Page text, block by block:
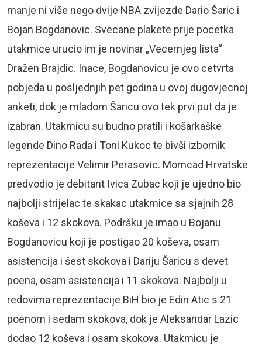
manje ni više nego dvije NBA zvijezde Dario Šaric i
Bojan Bogdanovic. Svecane plakete prije pocetka
utakmice urucio im je novinar „Vecernjeg lista“
Dražen Brajdic. Inace, Bogdanovicu je ovo cetvrta
pobjeda u posljednjih pet godina u ovoj dugovjecnoj
anketi, dok je mladom Šaricu ovo tek prvi put da je
izabran. Utakmicu su budno pratili i košarkaške
legende Dino Rada i Toni Kukoc te bivši izbornik
reprezentacije Velimir Perasovic. Momcad Hrvatske
predvodio je debitant Ivica Zubac koji je ujedno bio
najbolji strijelac te skakac utakmice sa sjajnih 28
koševa i 12 skokova. Podršku je imao u Bojanu
Bogdanovicu koji je postigao 20 koševa, osam
asistencija i šest skokova i Dariju Šaricu s devet
poena, osam asistencija i 11 skokova. Najbolji u
redovima reprezentacije BiH bio je Edin Atic s 21
poenom i sedam skokova, dok je Aleksandar Lazic
dodao 12 koševa i osam skokova. Utakmicu je